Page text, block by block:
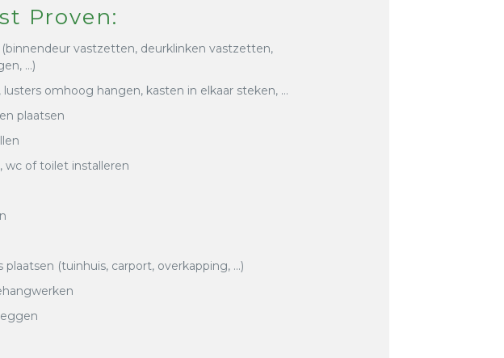
Proven:
vastzetten, deurklinken vastzetten,
…)
omhoog hangen, kasten in elkaar steken, …
plaatsen
wc of toilet installeren
(tuinhuis, carport, overkapping, …)